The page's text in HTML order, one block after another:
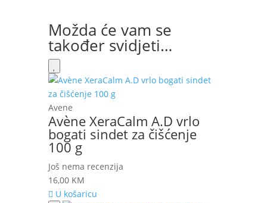
Možda će vam se
također svidjeti…
Avene
Avène XeraCalm A.D vrlo
bogati sindet za čišćenje
100 g
Još nema recenzija
16,00 KM
U košaricu